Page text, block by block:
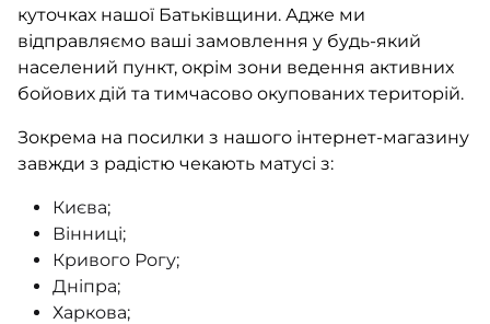
куточках нашої Батьківщини. Адже ми
відправляємо ваші замовлення у будь-який
населений пункт, окрім зони ведення активних
бойових дій та тимчасово окупованих територій.
Зокрема на посилки з нашого інтернет-магазину
завжди з радістю чекають матусі з:
Києва;
Вінниці;
Кривого Рогу;
Дніпра;
Харкова;